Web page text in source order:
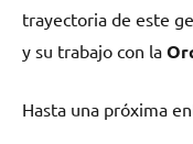
trayectoria de este
y su trabajo con la
Hasta una próxima